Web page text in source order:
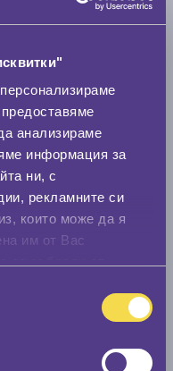
анализираме
информация за
ни, с
рекламните си
които може да я
им от Вас